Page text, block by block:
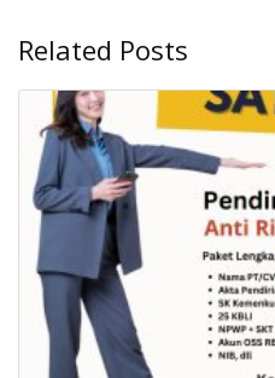
Related Posts